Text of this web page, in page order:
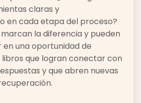
claras y
en cada etapa del proceso?
la diferencia y pueden
una oportunidad de
que logran conectar con
y que abren nuevas